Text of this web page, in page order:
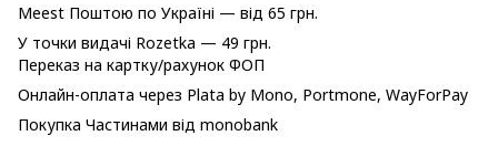
Meest Поштою по Україні — від 65 грн.
У точки видачі Rozetka — 49 грн.
Переказ на картку/рахунок ФОП
Онлайн-оплата через Plata by Mono, Portmone, WayForPay
Покупка Частинами від monobank